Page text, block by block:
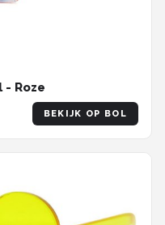
- Roze
BEKIJK OP BOL